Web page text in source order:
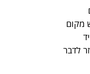
מקום
לדבר